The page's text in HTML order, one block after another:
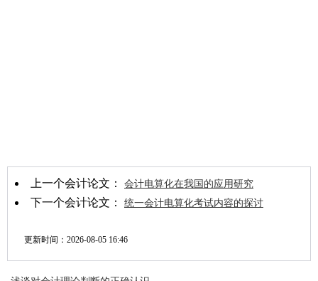
上一个会计论文： 会计电算化在我国的应用研究
下一个会计论文： 统一会计电算化考试内容的探讨
更新时间： 2026-08-05 16:46